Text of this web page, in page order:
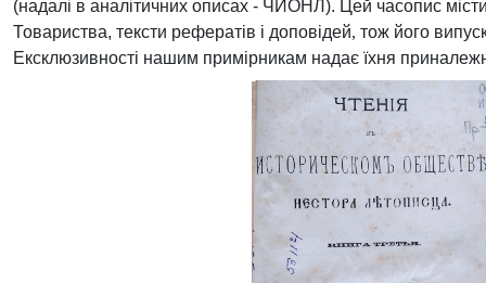
(надалі в аналітичних описах - ЧИОНЛ). Цей часопис
Товариства, тексти рефератів і доповідей, тож його
Ексклюзивності нашим примірникам надає їхня